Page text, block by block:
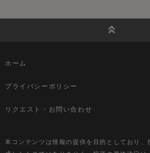
ホーム
プライバシーポリシー
リクエスト・お問い合わせ
本コンテンツは情報の提供を目的としており、